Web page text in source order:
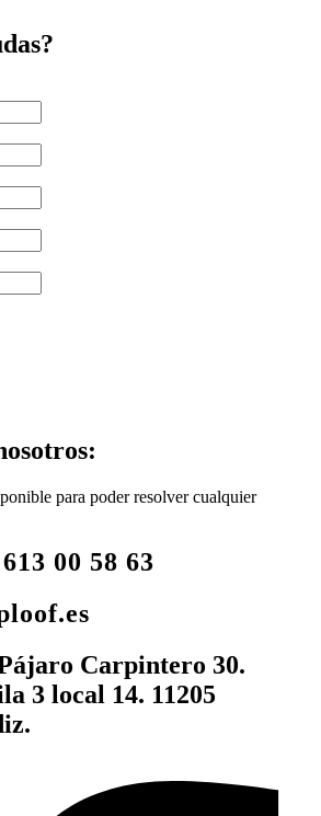
para poder resolver cualquier
00 58 63
Carpintero 30.
3 local 14. 11205